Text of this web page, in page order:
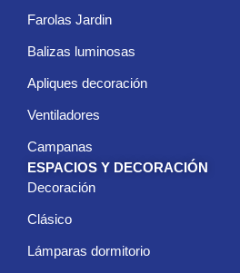
Farolas Jardin
Balizas luminosas
Apliques decoración
Ventiladores
Campanas
ESPACIOS Y DECORACIÓN
Decoración
Clásico
Lámparas dormitorio